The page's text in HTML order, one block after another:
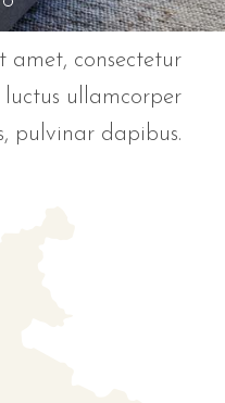
amet, consectetur
ullamcorper
pulvinar dapibus.